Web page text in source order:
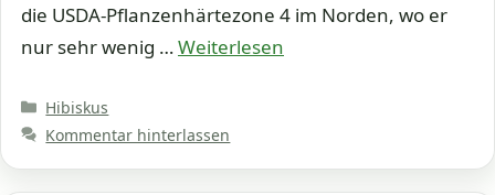
die USDA-Pflanzenhärtezone 4 im Norden, wo er
nur sehr wenig …Weiterlesen
Kategorien
Hibiskus
Kommentar hinterlassen